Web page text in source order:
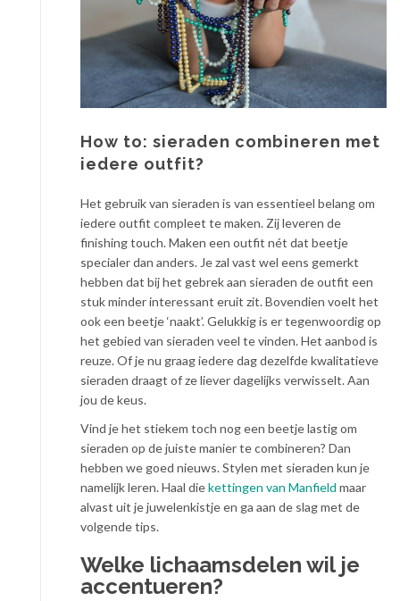
How to: sieraden combineren met
iedere outfit?
Het gebruik van sieraden is van essentieel belang om
iedere outfit compleet te maken. Zij leveren de
finishing touch. Maken een outfit nét dat beetje
specialer dan anders. Je zal vast wel eens gemerkt
hebben dat bij het gebrek aan sieraden de outfit een
stuk minder interessant eruit zit. Bovendien voelt het
ook een beetje ‘naakt’. Gelukkig is er tegenwoordig op
het gebied van sieraden veel te vinden. Het aanbod is
reuze. Of je nu graag iedere dag dezelfde kwalitatieve
sieraden draagt of ze liever dagelijks verwisselt. Aan
jou de keus.
Vind je het stiekem toch nog een beetje lastig om
sieraden op de juiste manier te combineren? Dan
hebben we goed nieuws. Stylen met sieraden kun je
namelijk leren. Haal diekettingen van Manfield maar
alvast uit je juwelenkistje en ga aan de slag met de
volgende tips.
Welke lichaamsdelen wil je
accentueren?